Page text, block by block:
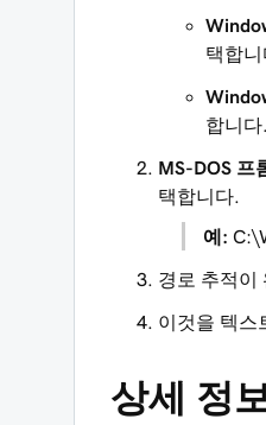
택합니
합니다.
MS-DOS 프
택합니다.
예:
경로 추적이
이것을 텍스
상세 정